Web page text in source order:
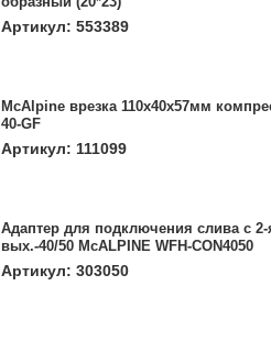
Артикул: 553389
McAlpine врезка 110х40х57мм
40-GF
Артикул: 111099
Адаптер для подключения слива с
вых.-40/50 McALPINE WFH-CON4050
Артикул: 303050